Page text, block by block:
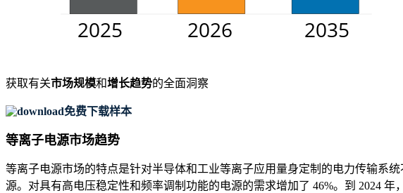
获取有关市场规模和增长趋势的全面洞察
免费下载样本
等离子电源市场趋势
等离子电源市场的特点是针对半导体和工业等离子应用量身定制的电力传输系
源。对具有高电压稳定性和频率调制功能的电源的需求增加了 46%。到 2024